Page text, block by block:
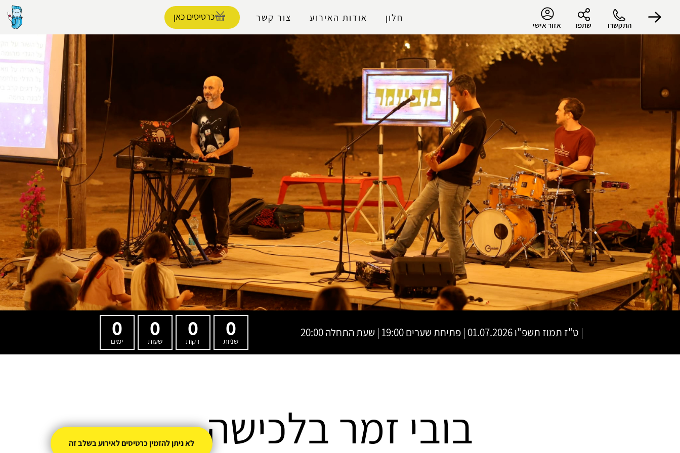
התקשרו שתפו אזור אישי
חלון אודות האירוע צור קשר כרטיסים כאן
הפרופיל שלי
התנתק
| ט"ז תמוז תשפ"ו01.07.2026 | פתיחת שערים 19:00 | שעת התחלה 20:00 0
שניות
0
דקות
0
שעות
0
ימים
בובי זמר בלכישה לא ניתן להזמין כרטיסים לאירוע בשלב זה